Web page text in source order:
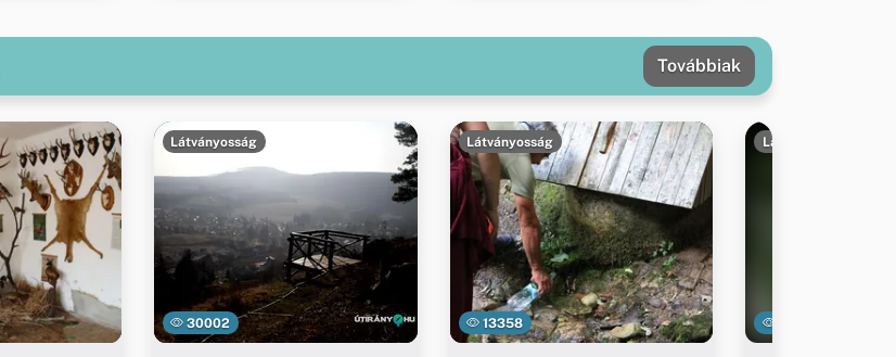
Továbbiak
30002
Látványosság
13358
Látványosság Látványosság